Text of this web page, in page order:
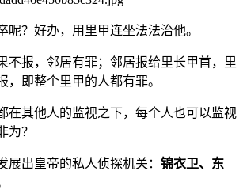
呢？好办，用里甲连坐法法治他。
不报，邻居有罪；邻居报给里长甲首，里
，即整个里甲的人都有罪。
在其他人的监视之下，每个人也可以监视
为？
展出皇帝的私人侦探机关： 锦衣卫、东